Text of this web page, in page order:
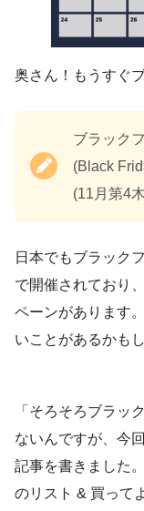
奥さん！もうすぐ
ブラック
(Black
(11月第4
日本でもブラック
で開催されており
ペーンがあります
いことがあるかも
「そろそろブラッ
ないんですが、今
記事を書きました
のリスト & 買って